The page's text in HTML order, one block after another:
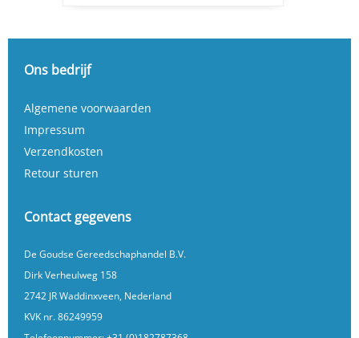
Ons bedrijf
Algemene voorwaarden
Impressum
Verzendkosten
Retour sturen
Contact gegevens
De Goudse Gereedschaphandel B.V.
Dirk Verheulweg 158
2742 JR Waddinxveen, Nederland
KVK nr. 86249959